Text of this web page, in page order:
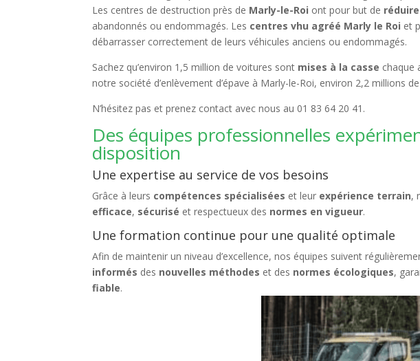
Les centres de destruction près de Marly-le-Roi ont pour but de
abandonnés ou endommagés. Les centres vhu agréé Marly le Roi et
débarrasser correctement de leurs véhicules anciens ou endommagés.
Sachez qu’environ 1,5 million de voitures sont mises à la casse chaque
notre société d’enlèvement d’épave à Marly-le-Roi, environ 2,2 millions
N’hésitez pas et prenez contact avec nous au 01 83 64 20 41.
Des équipes professionnelles
disposition
Une expertise au service de vos besoins
Grâce à leurs compétences spécialisées et leur expérience terrain,
efficace, sécurisé et respectueux des normes en vigueur.
Une formation continue pour une qualité optimale
Afin de maintenir un niveau d’excellence, nos équipes suivent
informés des nouvelles méthodes et des normes écologiques,
fiable.